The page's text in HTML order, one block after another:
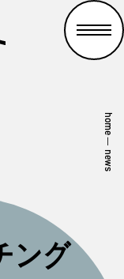
ング
home
—
news